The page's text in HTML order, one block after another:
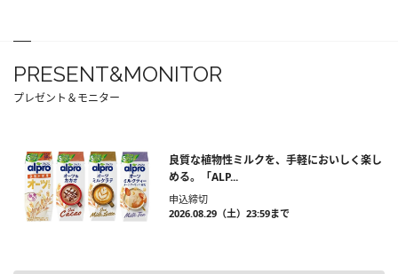
PRESENT&MONITOR
プレゼント＆モニター
良質な植物性ミルクを、手軽においしく楽し
める。「ALP...
申込締切
2026.08.29（土）23:59まで